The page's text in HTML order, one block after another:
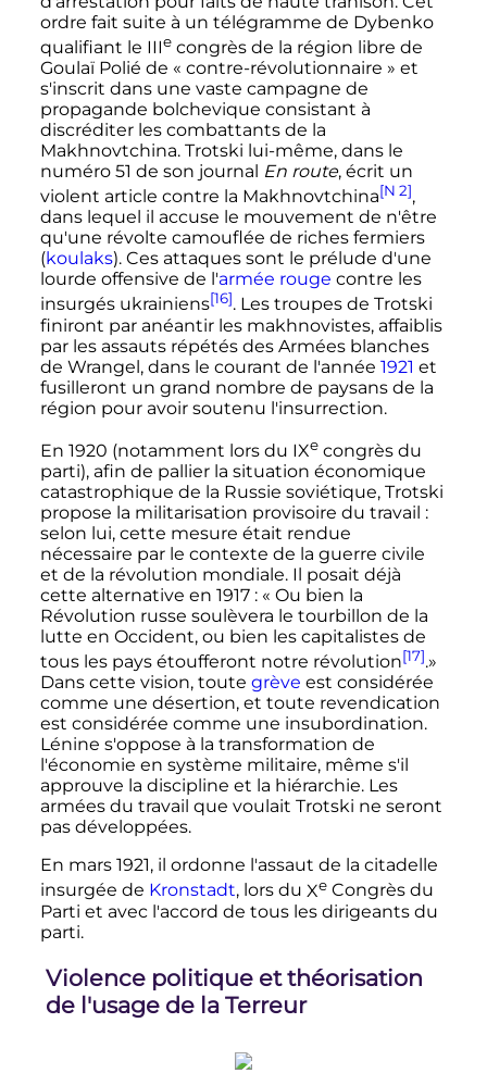
ordre fait suite à un télégramme de Dybenko
qualifiant le IIIecongrès de la région libre de
Goulaï Polié de « contre-révolutionnaire » et
s'inscrit dans une vaste campagne de
propagande bolchevique consistant à
discréditer les combattants de la
Makhnovtchina. Trotski lui-même, dans le
numéro 51 de son journal En route, écrit un
violent article contre la Makhnovtchina[N 2],
dans lequel il accuse le mouvement de n'être
qu'une révolte camouflée de riches fermiers
(koulaks). Ces attaques sont le prélude d'une
lourde offensive de l'armée rouge contre les
insurgés ukrainiens[16]. Les troupes de Trotski
finiront par anéantir les makhnovistes, affaiblis
par les assauts répétés des Armées blanches
de Wrangel, dans le courant de l'année 1921 et
fusilleront un grand nombre de paysans de la
région pour avoir soutenu l'insurrection.
En 1920 (notamment lors du IXecongrès du
parti), afin de pallier la situation économique
catastrophique de la Russie soviétique, Trotski
propose la militarisation provisoire du travail :
selon lui, cette mesure était rendue
nécessaire par le contexte de la guerre civile
et de la révolution mondiale. Il posait déjà
cette alternative en 1917 : « Ou bien la
Révolution russe soulèvera le tourbillon de la
lutte en Occident, ou bien les capitalistes de
tous les pays étoufferont notre révolution[17].»
Dans cette vision, toute grève est considérée
comme une désertion, et toute revendication
est considérée comme une insubordination.
Lénine s'oppose à la transformation de
l'économie en système militaire, même s'il
approuve la discipline et la hiérarchie. Les
armées du travail que voulait Trotski ne seront
pas développées.
En mars 1921, il ordonne l'assaut de la citadelle
insurgée de Kronstadt, lors du XeCongrès du
Parti et avec l'accord de tous les dirigeants du
parti.
Violence politique et théorisation
de l'usage de la Terreur